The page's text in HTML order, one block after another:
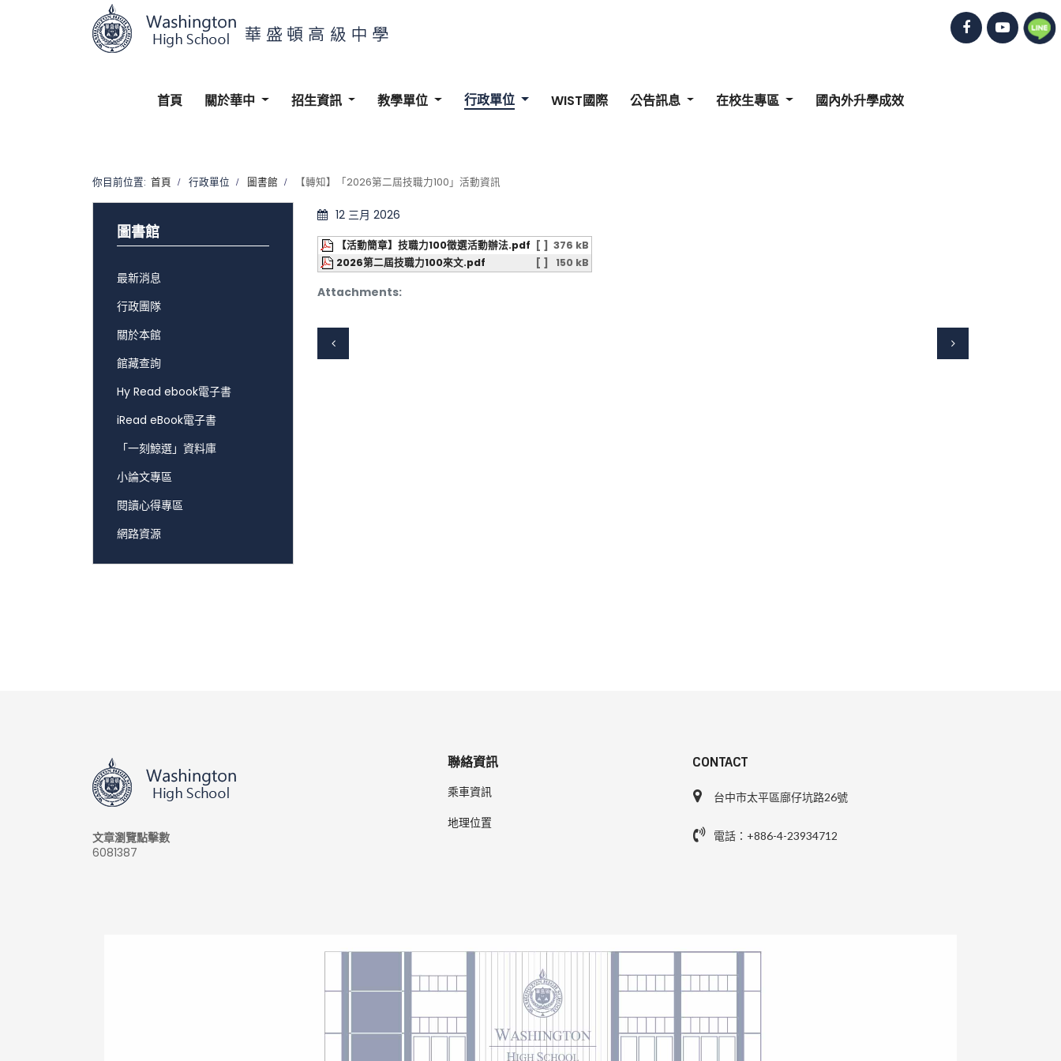
首頁 關於華中 招生資訊 教學單位 行政單位 WIST國際 公告訊息 在校生專區 國內外升學成效
你目前位置: 首頁 行政單位 圖書館 【轉知】「2026第二屆技職力100」活動資訊
12 三月 2026
Attachments:
【活動簡章】技職力100徵選活動辦法.pdf [ ] 376 kB
2026第二屆技職力100來文.pdf
[ ] 150 kB
圖書館
最新消息
行政團隊
關於本館
館藏查詢
Hy Read ebook電子書
iRead eBook電子書
「一刻鯨選」資料庫
小論文專區
閱讀心得專區
網路資源
文章瀏覽點擊數
6081387
聯絡資訊
乘車資訊
地理位置
CONTACT
台中市太平區廍仔坑路26號
電話：+886-4-23934712